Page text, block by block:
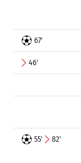
67'
46'
55' 82'